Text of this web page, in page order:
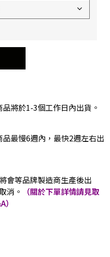
將於1-3個工作日內出貨。
最慢6週內，最快2週左右出
等品牌製造商生產後出
消。
（關於下單詳情請見取